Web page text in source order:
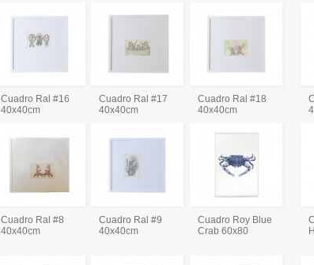
Cuadro Ral #16
40x40cm
Cuadro Ral #17
40x40cm
Cuadro Ral #18
40x40cm
Cuadro Ral #8
40x40cm
Cuadro Ral #9
40x40cm
Cuadro Roy Blue
Crab 60x80